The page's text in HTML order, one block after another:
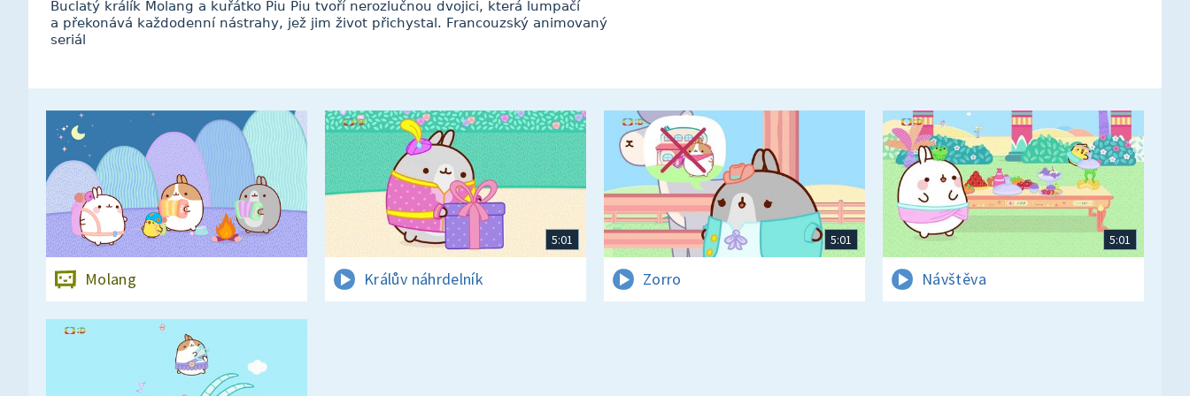
Buclatý králík Molang a kuřátko Piu Piu tvoří nerozlučnou dvojici, která lumpačí
a překonává každodenní nástrahy, jež jim život přichystal. Francouzský animovaný
seriál
Molang
5:01
Králův náhrdelník
5:01
Zorro
5:01
Návštěva